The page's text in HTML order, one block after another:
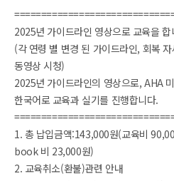
2025년 가이드라인 영상으로 교육을 합
(각 연령 별 변경 된 가이드라인, 회복
동영상 시청)
2025년 가이드라인의 영상으로, AHA
한국어로 교육과 실기를 진행합니다.
1. 총 납입금액:143,000원(교육비
book 비 23,000원)
2. 교육취소(환불)관련 안내